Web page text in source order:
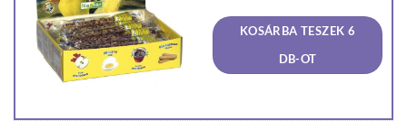
was:
460 Ft.
is:
428
KOSÁRBA TESZEK 6
DB-OT